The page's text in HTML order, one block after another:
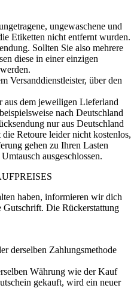
ungewaschene und
Etiketten nicht entfernt wurden.
Sollten Sie also mehrere
diese in einer einzigen
Versanddienstleister, über den
aus dem jeweiligen Lieferland
nach Deutschland
nur aus Deutschland
Retoure leider nicht kostenlos,
gehen zu Ihren Lasten
ausgeschlossen.
haben, informieren wir dich
Die Rückerstattung
derselben Zahlungsmethode
Währung wie der Kauf
gekauft, wird ein neuer